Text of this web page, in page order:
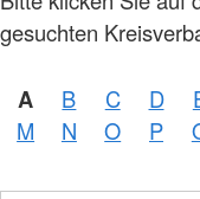
gesuchten
A B C D
M
N O P